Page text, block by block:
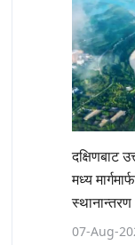
दक्षिणबाट
मध्य
स्थानान्तरण
07-Aug-